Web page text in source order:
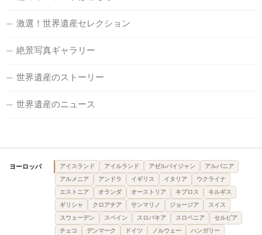
激選！世界遺産セレクション
絶景写真ギャラリー
世界遺産のストーリー
世界遺産のニュース
ヨーロッパ アイスランド アイルランド アゼルバイジャン
アルバニア
アルメニア
アンドラ イギリス イタリア
ウクライナ
エストニア
オランダ オーストリア キプロス
キルギス
ギリシャ
クロアチア サンマリノ ジョージア
スイス
スウェーデン
スペイン スロバキア スロベニア
セルビア
チェコ
デンマーク ドイツ ノルウェー
ハンガリー